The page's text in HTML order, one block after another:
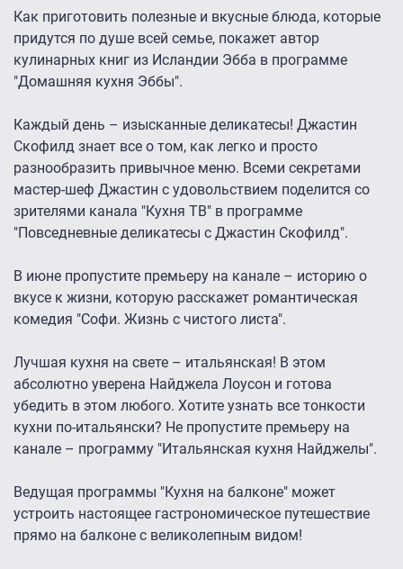
Как приготовить полезные и вкусные блюда, которые
придутся по душе всей семье, покажет автор
кулинарных книг из Исландии Эбба в программе
"Домашняя кухня Эббы".
Каждый день – изысканные деликатесы! Джастин
Скофилд знает все о том, как легко и просто
разнообразить привычное меню. Всеми секретами
мастер-шеф Джастин с удовольствием поделится со
зрителями канала "Кухня ТВ" в программе
"Повседневные деликатесы с Джастин Скофилд".
В июне пропустите премьеру на канале – историю о
вкусе к жизни, которую расскажет романтическая
комедия "Софи. Жизнь с чистого листа".
Лучшая кухня на свете – итальянская! В этом
абсолютно уверена Найджела Лоусон и готова
убедить в этом любого. Хотите узнать все тонкости
кухни по-итальянски? Не пропустите премьеру на
канале – программу "Итальянская кухня Найджелы".
Ведущая программы "Кухня на балконе" может
устроить настоящее гастрономическое путешествие
прямо на балконе с великолепным видом!